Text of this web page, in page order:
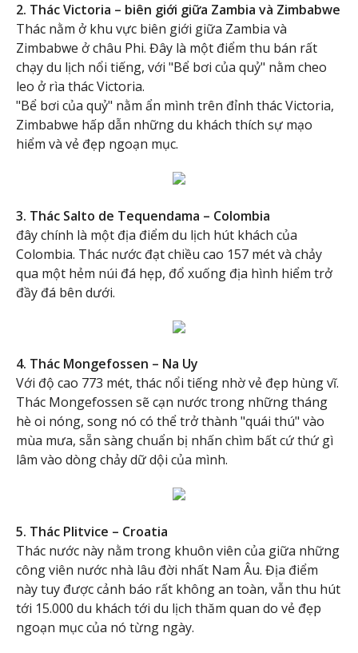
2. Thác Victoria – biên giới giữa Zambia và Zimbabwe
Thác nằm ở khu vực biên giới giữa Zambia và
Zimbabwe ở châu Phi. Đây là một điểm thu bán rất
chạy du lịch nổi tiếng, với "Bể bơi của quỷ" nằm cheo
leo ở rìa thác Victoria.
"Bể bơi của quỷ" nằm ẩn mình trên đỉnh thác Victoria,
Zimbabwe hấp dẫn những du khách thích sự mạo
hiểm và vẻ đẹp ngoạn mục.
3. Thác Salto de Tequendama – Colombia
đây chính là một địa điểm du lịch hút khách của
Colombia. Thác nước đạt chiều cao 157 mét và chảy
qua một hẻm núi đá hẹp, đổ xuống địa hình hiểm trở
đầy đá bên dưới.
4. Thác Mongefossen – Na Uy
Với độ cao 773 mét, thác nổi tiếng nhờ vẻ đẹp hùng vĩ.
Thác Mongefossen sẽ cạn nước trong những tháng
hè oi nóng, song nó có thể trở thành "quái thú" vào
mùa mưa, sẵn sàng chuẩn bị nhấn chìm bất cứ thứ gì
lâm vào dòng chảy dữ dội của mình.
5. Thác Plitvice – Croatia
Thác nước này nằm trong khuôn viên của giữa những
công viên nước nhà lâu đời nhất Nam Âu. Địa điểm
này tuy được cảnh báo rất không an toàn, vẫn thu hút
tới 15.000 du khách tới du lịch thăm quan do vẻ đẹp
ngoạn mục của nó từng ngày.